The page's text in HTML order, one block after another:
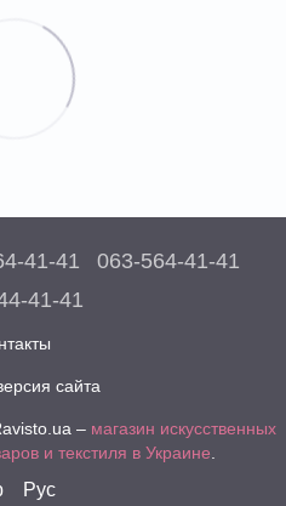
41-41
063-564-41-41
41-41
сайта
– магазин искусственных
и текстиля в Украине
Рус